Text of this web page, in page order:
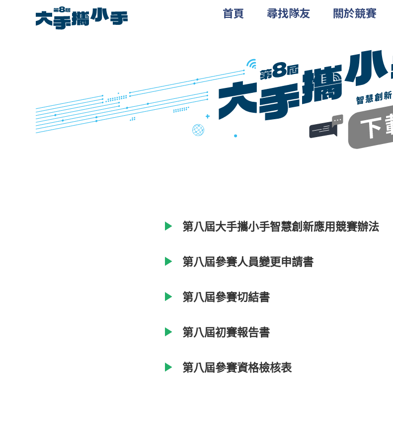
首頁 尋找隊友 關於競賽
第八屆大手攜小手智慧創新應用競賽辦法
第八屆參賽人員變更申請書
第八屆參賽切結書
第八屆初賽報告書
第八屆參賽資格檢核表